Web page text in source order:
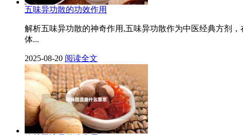
五味异功散的功效作用
解析五味异功散的神奇作用,五味异功散作为中医经典方剂
体...
2025-08-20 阅读全文